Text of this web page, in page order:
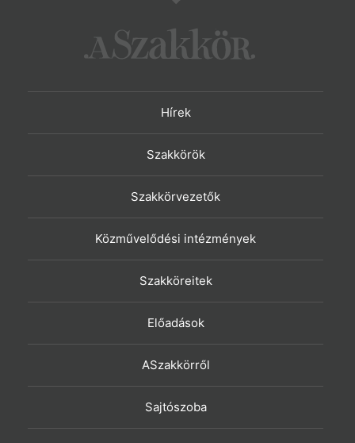
Hírek
Szakkörök
Szakkörvezetők
Közművelődési intézmények
Szakköreitek
Előadások
ASzakkörről
Sajtószoba